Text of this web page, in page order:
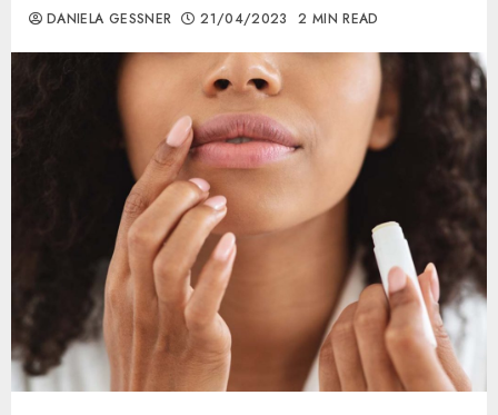
DANIELA GESSNER 21/04/2023 2 MIN READ